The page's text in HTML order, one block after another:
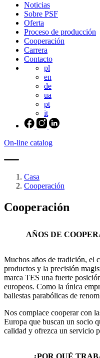
Noticias
Sobre PSF
Oferta
Proceso de producción
Cooperación
Carrera
Contacto
pl
en
de
ua
pt
it
On-line catalog
Casa
Cooperación
Cooperación
AÑOS DE
Muchos años de tradición, el
productos y la precisión
marca TES una fuerte
europeos. Como la única
ballestas parabólicas de
Nos complace cooperar con
Europa que buscan un socio
calidad y ofrezca un servicio
¿POR QUÉ